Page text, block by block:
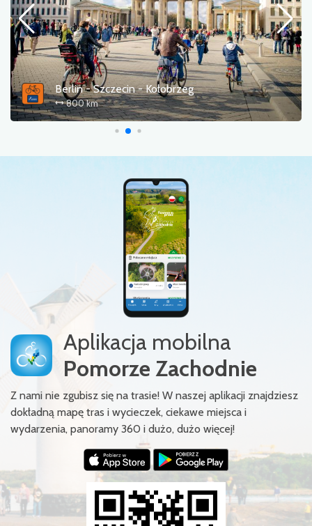
Berlin - Szczecin - Kołobrzeg
800 km
Aplikacja mobilna
Pomorze Zachodnie
Z nami nie zgubisz się na trasie! W naszej aplikacji znajdziesz
dokładną mapę tras i wycieczek, ciekawe miejsca i
wydarzenia, panoramy 360 i dużo, dużo więcej!